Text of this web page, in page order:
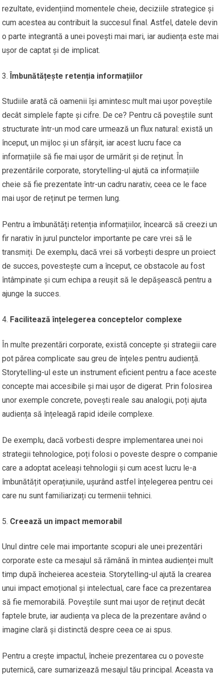
rezultate, evidențiind momentele cheie, deciziile strategice și
cum acestea au contribuit la succesul final. Astfel, datele devin
o parte integrantă a unei povești mai mari, iar audiența este mai
ușor de captat și de implicat.
Îmbunătățește retenția informațiilor
Studiile arată că oamenii își amintesc mult mai ușor poveștile
decât simplele fapte și cifre. De ce? Pentru că poveștile sunt
structurate într-un mod care urmează un flux natural: există un
început, un mijloc și un sfârșit, iar acest lucru face ca
informațiile să fie mai ușor de urmărit și de reținut. În
prezentările corporate, storytelling-ul ajută ca informațiile
cheie să fie prezentate într-un cadru narativ, ceea ce le face
mai ușor de reținut pe termen lung.
Pentru a îmbunătăți retenția informațiilor, încearcă să creezi un
fir narativ în jurul punctelor importante pe care vrei să le
transmiți. De exemplu, dacă vrei să vorbești despre un proiect
de succes, povestește cum a început, ce obstacole au fost
întâmpinate și cum echipa a reușit să le depășească pentru a
ajunge la succes.
Facilitează înțelegerea conceptelor complexe
În multe prezentări corporate, există concepte și strategii care
pot părea complicate sau greu de înțeles pentru audiență.
Storytelling-ul este un instrument eficient pentru a face aceste
concepte mai accesibile și mai ușor de digerat. Prin folosirea
unor exemple concrete, povești reale sau analogii, poți ajuta
audiența să înțeleagă rapid ideile complexe.
De exemplu, dacă vorbesti despre implementarea unei noi
strategii tehnologice, poți folosi o poveste despre o companie
care a adoptat aceleași tehnologii și cum acest lucru le-a
îmbunătățit operațiunile, ușurând astfel înțelegerea pentru cei
care nu sunt familiarizați cu termenii tehnici.
Creează un impact memorabil
Unul dintre cele mai importante scopuri ale unei prezentări
corporate este ca mesajul să rămână în mintea audienței mult
timp după încheierea acesteia. Storytelling-ul ajută la crearea
unui impact emoțional și intelectual, care face ca prezentarea
să fie memorabilă. Poveștile sunt mai ușor de reținut decât
faptele brute, iar audiența va pleca de la prezentare având o
imagine clară și distinctă despre ceea ce ai spus.
Pentru a crește impactul, încheie prezentarea cu o poveste
puternică, care sumarizează mesajul tău principal. Aceasta va